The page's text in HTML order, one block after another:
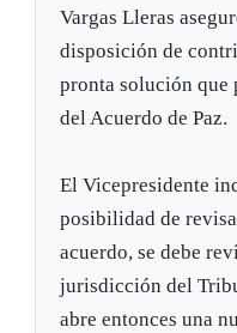
Vargas Lleras
disposición de
pronta solución que
del Acuerdo de Paz.
El Vicepresidente
posibilidad de
acuerdo, se debe
jurisdicción del
abre entonces una